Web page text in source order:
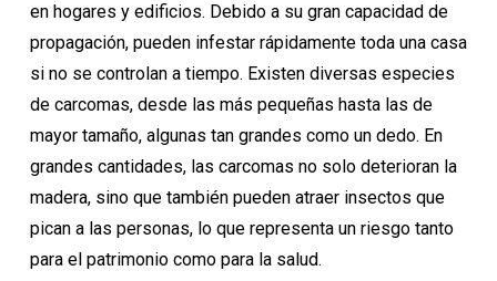
en hogares y edificios. Debido a su gran capacidad de
propagación, pueden infestar rápidamente toda una casa
si no se controlan a tiempo. Existen diversas especies
de carcomas, desde las más pequeñas hasta las de
mayor tamaño, algunas tan grandes como un dedo. En
grandes cantidades, las carcomas no solo deterioran la
madera, sino que también pueden atraer insectos que
pican a las personas, lo que representa un riesgo tanto
para el patrimonio como para la salud.